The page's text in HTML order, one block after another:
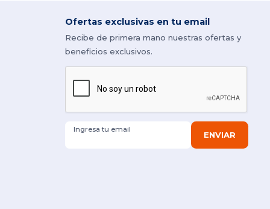
Ofertas exclusivas en tu email
Recibe de primera mano nuestras ofertas y
beneficios exclusivos.
Ingresa tu email
ENVIAR